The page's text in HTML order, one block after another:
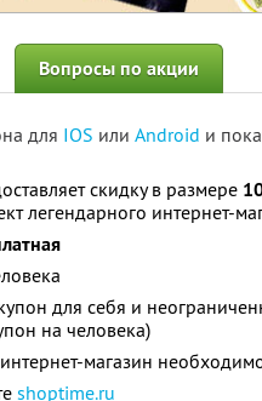
Вопросы по акции
для IOS или Android и
скидку в размере
легендарного интернет-
для себя и
на человека)
магазин
shoptime.ru